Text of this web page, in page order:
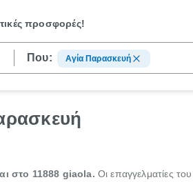
προσφορές!
Που: Αγία Παρασκευή
στο 11888 giaola. Οι επαγγελματίες